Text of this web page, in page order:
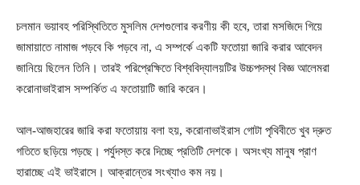
চলমান ভয়াবহ পরিস্থিতিতে মুসলিম দেশগুলোর করণীয় কী হবে, তারা মসজিদে গিয়ে
জামায়াতে নামাজ পড়বে কি পড়বে না, এ সম্পর্কে একটি ফতোয়া জারি করার আবেদন
জানিয়ে ছিলেন তিনি। তারই পরিপ্রেক্ষিতে বিশ্ববিদ্যালয়টির উচ্চপদস্থ বিজ্ঞ আলেমরা
করোনাভাইরাস সম্পর্কিত এ ফতোয়াটি জারি করেন।
আল-আজহারের জারি করা ফতোয়ায় বলা হয়, করোনাভাইরাস গোটা পৃথিবীতে খুব দ্রুত
গতিতে ছড়িয়ে পড়ছে। পর্যুদস্ত করে দিচ্ছে প্রতিটি দেশকে। অসংখ্য মানুষ প্রাণ
হারাচ্ছে এই ভাইরাসে। আক্রান্তের সংখ্যাও কম নয়।